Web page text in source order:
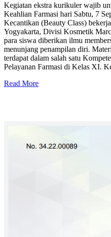
Kegiatan ekstra kurikuler wajib
Keahlian Farmasi hari Sabtu, 7
Kecantikan (Beauty Class)
Yogyakarta, Divisi Kosmetik
para siswa diberikan ilmu
menunjang penampilan diri.
terdapat dalam salah satu
Pelayanan Farmasi di Kelas XI.
Read More